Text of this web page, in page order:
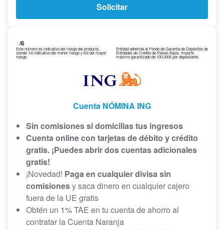
Solicitar
1/6
Este número es indicativo del riesgo del producto,
siendo 1/6 indicativo del menor riesgo y 6/6 del mayor
riesgo.
Entidad adherida al Fondo de Garantía de Depósitos de
Entidades de Crédito de Países Bajos. Importe
máximo garantizado de 100.000€ por depositante.
Cuenta NÓMINA ING
Sin comisiones si domicilias tus ingresos
Cuenta online con tarjetas de débito y crédito
gratis. ¡Puedes abrir dos cuentas adicionales
gratis!
¡Novedad! Paga en cualquier divisa sin
comisionesy saca dinero en cualquier cajero
fuera de la UE gratis
Obtén un 1% TAE en tu cuenta de ahorro al
contratar la Cuenta Naranja